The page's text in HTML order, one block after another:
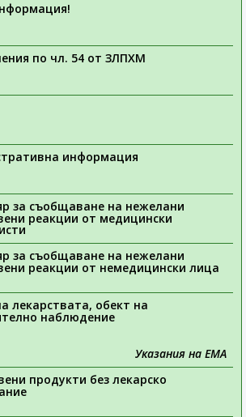
по чл. 54 от ЗЛПХМ
информация
за съобщаване на нежелани
реакции от медицински
за съобщаване на нежелани
реакции от немедицински лица
лекарствата, обект на
наблюдение
Указания на ЕМА
продукти без лекарско